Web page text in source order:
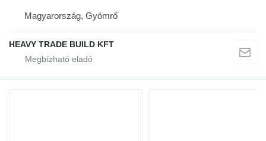
Magyarország, Gyömrő
HEAVY TRADE BUILD KFT